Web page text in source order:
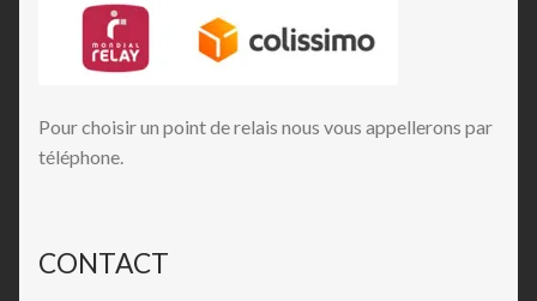
Pour choisir un point de relais nous vous appellerons par
téléphone.
CONTACT